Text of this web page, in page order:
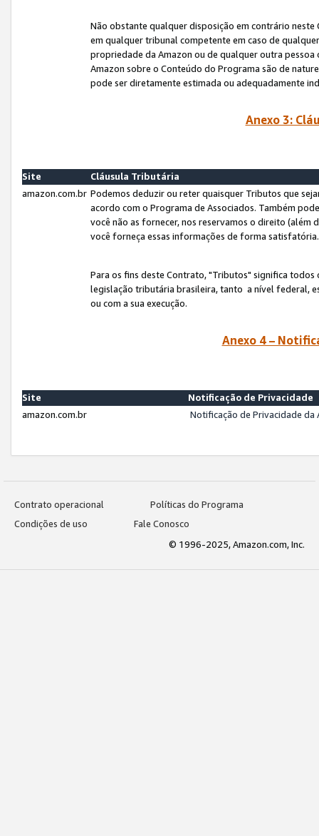
Não obstante qualquer disposição em contrário
em qualquer tribunal competente em caso de
propriedade da Amazon ou de qualquer outra
Amazon sobre o Conteúdo do Programa são de
pode ser diretamente estimada ou adequadamente
Anexo 3:
Site
Cláusula Tributária
amazon.com.br Podemos deduzir ou reter quaisquer Tributos que
acordo com o Programa de Associados. Também
você não as fornecer, nos reservamos o direito (além
você forneça essas informações de forma
Para os fins deste Contrato, "Tributos" significa
legislação tributária brasileira, tanto a nível federal,
ou com a sua execução.
Anexo 4 –
Site
Notificação de Privacidade
amazon.com.br
Notificação de Privacidade
Contrato operacional
Políticas do Programa
Condições de uso
Fale Conosco
© 1996-2025, Amazon.com, Inc.